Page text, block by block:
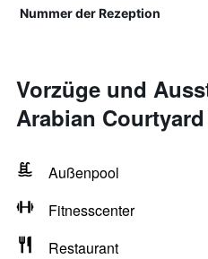
Nummer der Rezeption
Vorzüge und
Arabian
Außenpool
Fitnesscenter
Restaurant